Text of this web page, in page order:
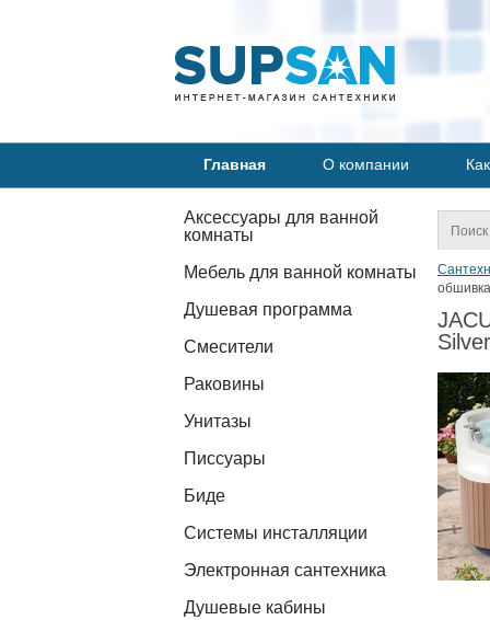
Главная О компании
Аксессуары для ванной
комнаты
Мебель для ванной комнаты
Душевая программа
Смесители
Раковины
Унитазы
Писсуары
Биде
Системы инсталляции
Электронная сантехника
Душевые кабины